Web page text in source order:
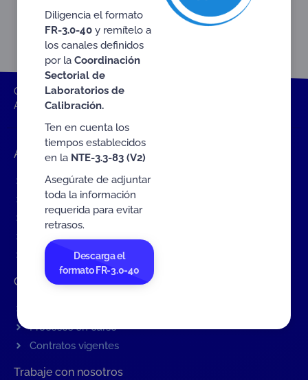
ONAC Inicio ONAC Documentos
Anexo 09 INS-3.2-02
Accesos rápidos
Eventos
Tarifas MIT
Servicios de ONAC
Documentos
Contratación de Bienes y Servicios
Procesos en curso
Contratos vigentes
Trabaje con nosotros
Diligencia el formato
FR-3.0-40y remítelo a
los canales definidos
por la Coordinación
Sectorial de
Laboratorios de
Calibración.
Ten en cuenta los
tiempos establecidos
en la NTE-3.3-83 (V2)
Asegúrate de adjuntar
toda la información
requerida para evitar
retrasos.
Descarga el
formato FR-3.0-40